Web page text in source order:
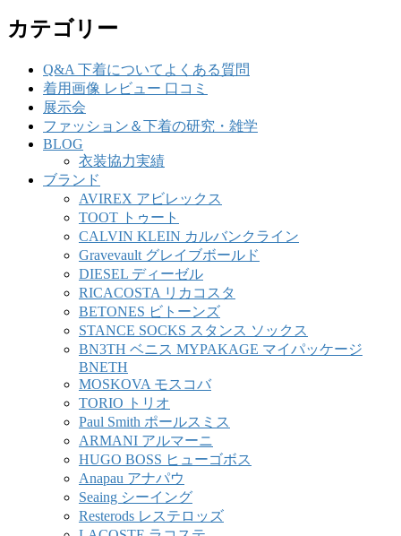
カテゴリー
Q&A 下着についてよくある質問
着用画像 レビュー 口コミ
展示会
ファッション＆下着の研究・雑学
BLOG
衣装協力実績
ブランド
AVIREX アビレックス
TOOT トゥート
CALVIN KLEIN カルバンクライン
Gravevault グレイブボールド
DIESEL ディーゼル
RICACOSTA リカコスタ
BETONES ビトーンズ
STANCE SOCKS スタンス ソックス
BN3TH ベニス MYPAKAGE マイパッケージ
BNETH
MOSKOVA モスコバ
TORIO トリオ
Paul Smith ポールスミス
ARMANI アルマーニ
HUGO BOSS ヒューゴボス
Anapau アナパウ
Seaing シーイング
Resterods レステロッズ